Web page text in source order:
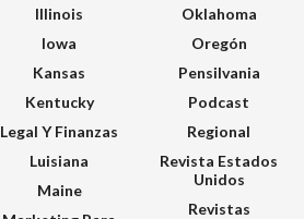
Illinois
Iowa
Kansas
Kentucky
Legal Y Finanzas
Luisiana
Maine
Oklahoma
Oregón
Pensilvania
Podcast
Regional
Revista Estados
Unidos
Revistas